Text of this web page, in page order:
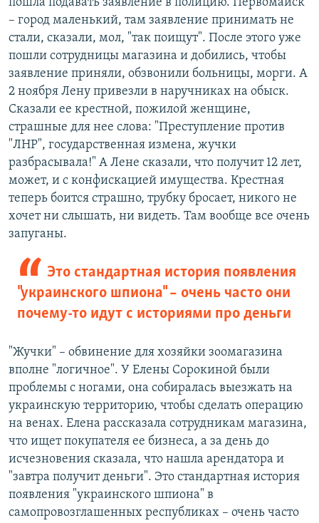
– город маленький, там заявление принимать не
стали, сказали, мол, "так поищут". После этого уже
пошли сотрудницы магазина и добились, чтобы
заявление приняли, обзвонили больницы, морги. А
2 ноября Лену привезли в наручниках на обыск.
Сказали ее крестной, пожилой женщине,
страшные для нее слова: "Преступление против
"ЛНР", государственная измена, жучки
разбрасывала!" А Лене сказали, что получит 12 лет,
может, и с конфискацией имущества. Крестная
теперь боится страшно, трубку бросает, никого не
хочет ни слышать, ни видеть. Там вообще все очень
запуганы.
Это стандартная история появления
"украинского шпиона" – очень часто они
почему-то идут с историями про деньги
"Жучки" – обвинение для хозяйки зоомагазина
вполне "логичное". У Елены Сорокиной были
проблемы с ногами, она собиралась выезжать на
украинскую территорию, чтобы сделать операцию
на венах. Елена рассказала сотрудникам магазина,
что ищет покупателя ее бизнеса, а за день до
исчезновения сказала, что нашла арендатора и
"завтра получит деньги". Это стандартная история
появления "украинского шпиона" в
самопровозглашенных республиках – очень часто